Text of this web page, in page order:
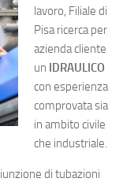
lavoro, Filiale di
Pisa ricerca per
azienda cliente
un IDRAULICO
con esperienza
comprovata sia
in ambito civile
che industriale.
di tubazioni